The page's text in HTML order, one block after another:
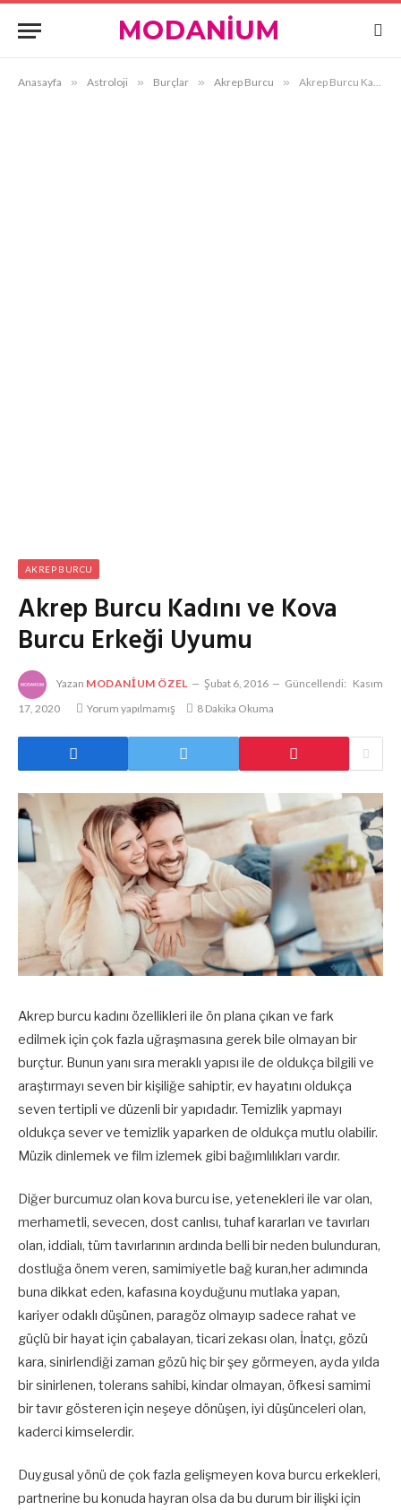
Anasayfa » Astroloji » Burçlar » Akrep Burcu » Akrep Burcu Kadını ve Kova Burcu Erkeği Uyumu
AKREP BURCU
Akrep Burcu Kadını ve Kova
Burcu Erkeği Uyumu
Yazan MODANIUM ÖZEL Şubat 6, 2016 Güncellendi: Kasım
17, 2020
Yorum yapılmamış 8 Dakika Okuma
Akrep burcu kadını özellikleri ile ön plana çıkan ve fark
edilmek için çok fazla uğraşmasına gerek bile olmayan bir
burçtur. Bunun yanı sıra meraklı yapısı ile de oldukça bilgili ve
araştırmayı seven bir kişiliğe sahiptir, ev hayatını oldukça
seven tertipli ve düzenli bir yapıdadır. Temizlik yapmayı
oldukça sever ve temizlik yaparken de oldukça mutlu olabilir.
Müzik dinlemek ve film izlemek gibi bağımlılıkları vardır.
Diğer burcumuz olan kova burcu ise, yetenekleri ile var olan,
merhametli, sevecen, dost canlısı, tuhaf kararları ve tavırları
olan, iddialı, tüm tavırlarının ardında belli bir neden bulunduran,
dostluğa önem veren, samimiyetle bağ kuran,her adımında
buna dikkat eden, kafasına koyduğunu mutlaka yapan,
kariyer odaklı düşünen, paragöz olmayıp sadece rahat ve
güçlü bir hayat için çabalayan, ticari zekası olan, İnatçı, gözü
kara, sinirlendiği zaman gözü hiç bir şey görmeyen, ayda yılda
bir sinirlenen, tolerans sahibi, kindar olmayan, öfkesi samimi
bir tavır gösteren için neşeye dönüşen, iyi düşünceleri olan,
kaderci kimselerdir.
Duygusal yönü de çok fazla gelişmeyen kova burcu erkekleri,
partnerine bu konuda hayran olsa da bu durum bir ilişki için